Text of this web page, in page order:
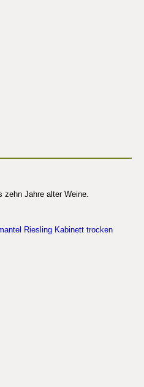
zehn Jahre alter Weine.
Riesling Kabinett trocken